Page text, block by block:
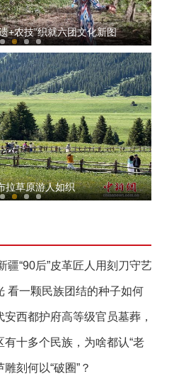
+农技”织就六团文化新图
博士后：在中俄科技交流
拉草原游人如织
疆“90后”皮革匠人用刻刀守艺
看一颗民族团结的种子如何
西都护府高等级官员墓葬，
有十多个民族，为啥都认“老
刻何以“破圈”？